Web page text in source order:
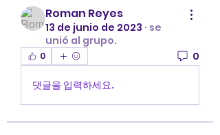
Roman Reyes
13 de junio de 2023 · se
unió al grupo.
0 0
댓글을 입력하세요.